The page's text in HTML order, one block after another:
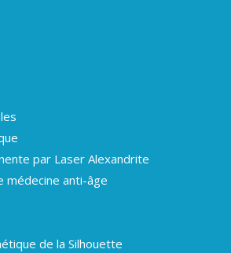
par Laser Alexandrite
médecine anti-âge
de la Silhouette